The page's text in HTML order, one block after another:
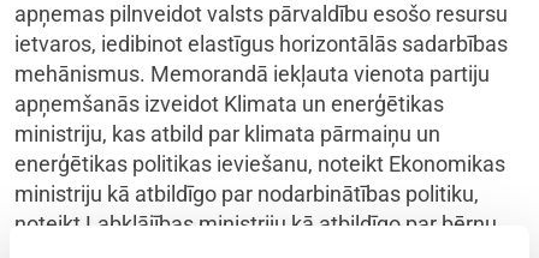
apņemas pilnveidot valsts pārvaldību esošo resursu
ietvaros, iedibinot elastīgus horizontālās sadarbības
mehānismus. Memorandā iekļauta vienota partiju
apņemšanās izveidot Klimata un enerģētikas
ministriju, kas atbild par klimata pārmaiņu un
enerģētikas politikas ieviešanu, noteikt Ekonomikas
ministriju kā atbildīgo par nodarbinātības politiku,
noteikt Labklājības ministriju kā atbildīgo par bērnu